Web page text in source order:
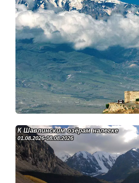
К Шавлинским озёрам налегке
01.08.2026-08.08.2026